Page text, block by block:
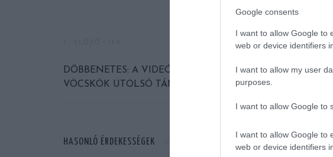
Google consents
I want to allow Google to
web or device identifiers
I want to allow my user
purposes.
I want to allow Google to
I want to allow Google to
web or device identifiers
DÖBBENETES: A VIDEÓN A CSUKLYÁS
VÖCSKÖK UTOLSÓ TÁNCA LÁTHATÓ?
ITT
HASONLÓ ÉRDEKESSÉGEK